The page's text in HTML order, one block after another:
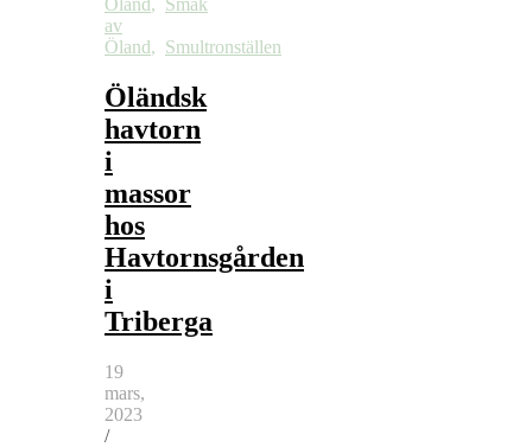
Öland, Smak
av
Öland, Smultronställen
Öländsk
havtorn
i
massor
hos
Havtornsgården
i
Triberga
19
mars,
2023
/